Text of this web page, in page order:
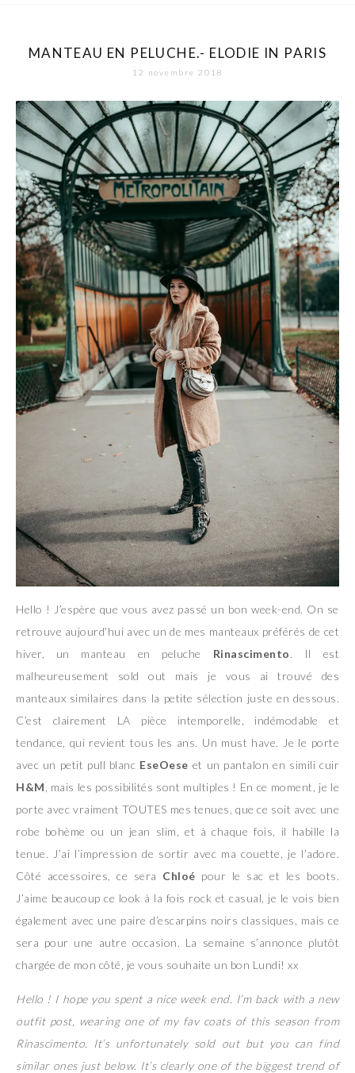
MANTEAU EN PELUCHE.- ELODIE IN PARIS
12 novembre 2018
Hello ! J’espère que vous avez passé un bon week-end. On se
retrouve aujourd’hui avec un de mes manteaux préférés de cet
hiver, un manteau en peluche Rinascimento. Il est
malheureusement sold out mais je vous ai trouvé des
manteaux similaires dans la petite sélection juste en dessous.
C’est clairement LA pièce intemporelle, indémodable et
tendance, qui revient tous les ans. Un must have. Je le porte
avec un petit pull blanc EseOese et un pantalon en simili cuir
H&M , mais les possibilités sont multiples ! En ce moment, je le
porte avec vraiment TOUTES mes tenues, que ce soit avec une
robe bohème ou un jean slim, et à chaque fois, il habille la
tenue. J’ai l’impression de sortir avec ma couette, je l’adore.
Côté accessoires, ce sera Chloé pour le sac et les boots.
J’aime beaucoup ce look à la fois rock et casual, je le vois bien
également avec une paire d’escarpins noirs classiques, mais ce
sera pour une autre occasion. La semaine s’annonce plutôt
chargée de mon côté, je vous souhaite un bon Lundi! xx
Hello ! I hope you spent a nice week end. I’m back with a new
outfit post, wearing one of my fav coats of this season from
Rinascimento. It’s unfortunately sold out but you can find
similar ones just below. It’s clearly one of the biggest trend of